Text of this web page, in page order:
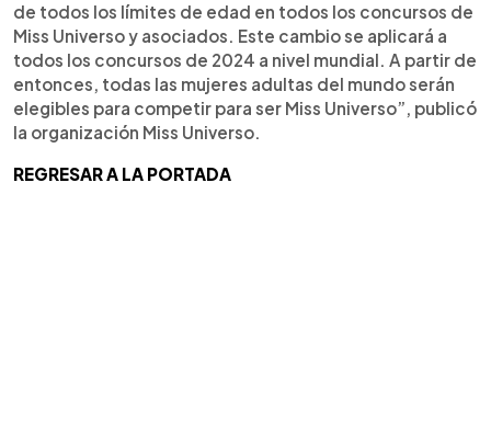
de todos los límites de edad en todos los concursos de
Miss Universo y asociados. Este cambio se aplicará a
todos los concursos de 2024 a nivel mundial. A partir de
entonces, todas las mujeres adultas del mundo serán
elegibles para competir para ser Miss Universo”, publicó
la organización Miss Universo.
REGRESAR A LA PORTADA